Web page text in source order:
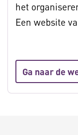
het
Een website
Ga naar de